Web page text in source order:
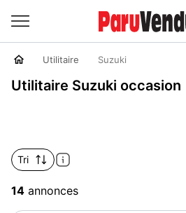
Utilitaire Suzuki
Utilitaire Suzuki occasion
Tri
14 annonces